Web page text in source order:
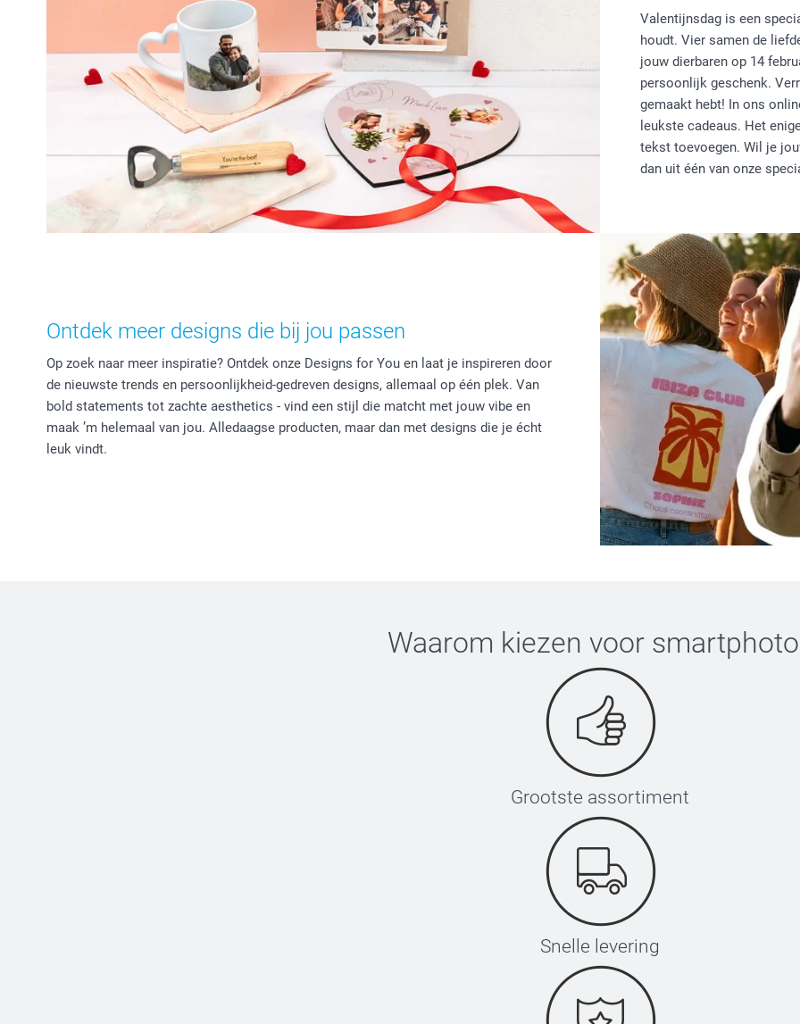
Valentijnsdag is een
houdt. Vier samen de
jouw dierbaren op 14
persoonlijk geschenk.
gemaakt hebt! In ons
leukste cadeaus. Het
tekst toevoegen. Wil je
dan uit één van onze
Ontdek meer designs die bij jou passen
Op zoek naar meer inspiratie? Ontdek onze Designs for You en laat je inspireren door
de nieuwste trends en persoonlijkheid-gedreven designs, allemaal op één plek. Van
bold statements tot zachte aesthetics - vind een stijl die matcht met jouw vibe en
maak ’m helemaal van jou. Alledaagse producten, maar dan met designs die je écht
leuk vindt.
Waarom kiezen voor smartphoto
Grootste assortiment
Snelle levering